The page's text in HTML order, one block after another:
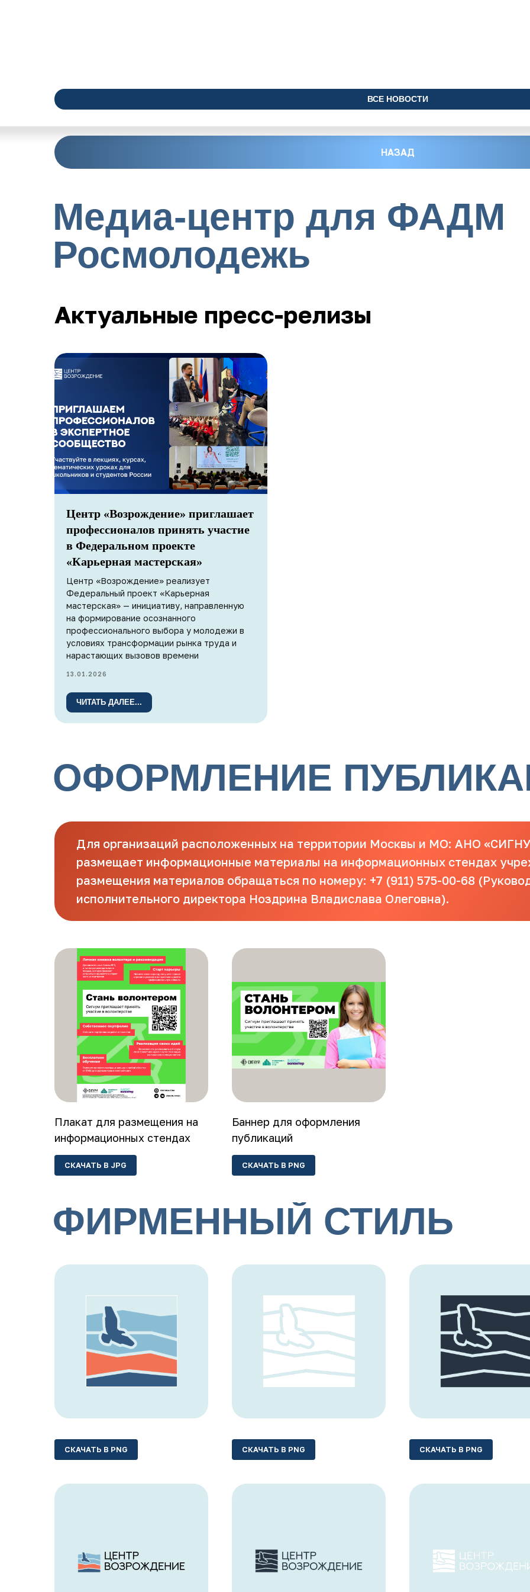
ВСЕ НОВОСТИ
НАЗАД
Медиа-центр для ФАДМ
Росмолодежь
Актуальные пресс-релизы
Центр «Возрождение» приглашает
профессионалов принять участие
в Федеральном проекте
«Карьерная мастерская»
Центр «Возрождение» реализует
Федеральный проект «Карьерная
мастерская» — инициативу, направленную
на формирование осознанного
профессионального выбора у молодежи в
условиях трансформации рынка труда и
нарастающих вызовов времени
13.01.2026
ЧИТАТЬ ДАЛЕЕ...
ОФОРМЛЕНИЕ
Для организаций расположенных на территории Москвы и МО: АНО
размещает информационные материалы на информационных стендах
размещения материалов обращаться по номеру: +7 (911) 575-00-68
исполнительного директора Ноздрина Владислава Олеговна).
Плакат для размещения на
информационных стендах
СКАЧАТЬ В JPG
Баннер для оформления
публикаций
СКАЧАТЬ В PNG
ФИРМЕННЫЙ СТИЛЬ
СКАЧАТЬ В PNG СКАЧАТЬ В PNG СКАЧАТЬ В PNG